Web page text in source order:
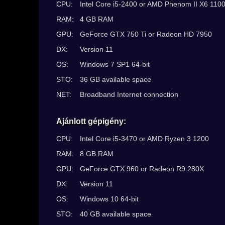
CPU:
Intel Core i5-2400 or AMD Phenom II X6
RAM:
4 GB RAM
GPU:
GeForce GTX 750 Ti or Radeon HD 7950
DX:
Version 11
OS:
Windows 7 SP1 64-bit
STO:
36 GB available space
NET:
Broadband Internet connection
Ajánlott gépigény:
CPU:
Intel Core i5-3470 or AMD Ryzen 3 1200
RAM:
8 GB RAM
GPU:
GeForce GTX 960 or Radeon R9 280X
DX:
Version 11
OS:
Windows 10 64-bit
STO:
40 GB available space